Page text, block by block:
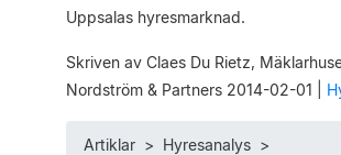
Uppsalas hyresmarknad.
Skriven av Claes Du Rietz,
Nordström & Partners 2014-02-01
Artiklar> Hyresanalys>